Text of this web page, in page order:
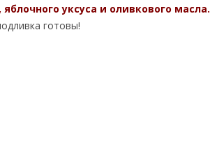
уксуса и оливкового масла.
готовы!